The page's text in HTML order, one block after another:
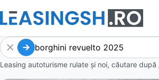
Leasing autoturisme rulate și noi, căutare